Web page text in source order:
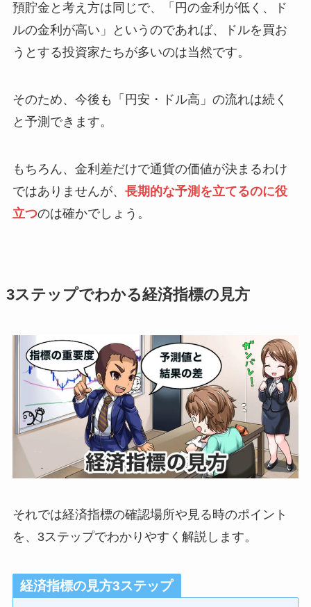
預貯金と考え方は同じで、「円の金利が低く、ド
ルの金利が高い」というのであれば、ドルを買お
うとする投資家たちが多いのは当然です。
そのため、今後も「円安・ドル高」の流れは続く
と予測できます。
もちろん、金利差だけで通貨の価値が決まるわけ
ではありませんが、 長期的な予測を立てるのに役
立つのは確かでしょう。
3ステップでわかる経済指標の見方
それでは経済指標の確認場所や見る時のポイント
を、3ステップでわかりやすく解説します。
経済指標の見方3ステップ